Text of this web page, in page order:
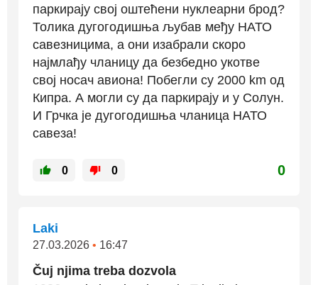
паркирају свој оштећени нуклеарни брод?
Толика дугогодишња љубав међу НАТО
савезницима, а они изабрали скоро
најмлађу чланицу да безбедно укотве
свој носач авиона! Побегли су 2000 km од
Кипра. А могли су да паркирају и у Солун.
И Грчка је дугогодишња чланица НАТО
савеза!
0 0 0
Laki
27.03.2026 • 16:47
Čuj njima treba dozvola